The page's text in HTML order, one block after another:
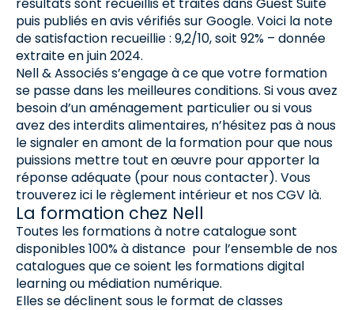
résultats sont recueillis et traités dans Guest Suite
puis publiés en avis vérifiés sur Google. Voici la note
de satisfaction recueillie : 9,2/10, soit 92% – donnée
extraite en juin 2024.
Nell & Associés s’engage à ce que votre formation
se passe dans les meilleures conditions. Si vous avez
besoin d’un aménagement particulier ou si vous
avez des interdits alimentaires, n’hésitez pas à nous
le signaler en amont de la formation pour que nous
puissions mettre tout en œuvre pour apporter la
réponse adéquate (pour nous contacter). Vous
trouverez ici le règlement intérieur et nos CGV là.
La formation chez Nell
Toutes les formations à notre catalogue sont
disponibles 100% à distance pour l’ensemble de nos
catalogues que ce soient les formations digital
learning ou médiation numérique.
Elles se déclinent sous le format de classes